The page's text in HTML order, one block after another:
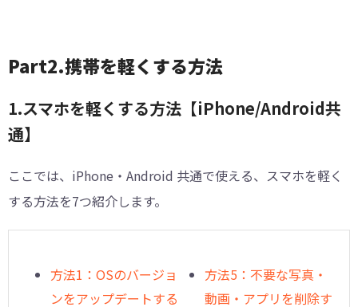
︎Part2.携帯を軽くする方法
1.スマホを軽くする方法【iPhone/Android共
通】
ここでは、iPhone・Android 共通で使える、スマホを軽く
する方法を7つ紹介します。
方法1：OSのバージョ
ンをアップデートする
方法5：不要な写真・
動画・アプリを削除す